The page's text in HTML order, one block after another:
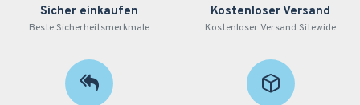
Sicher einkaufen
Beste Sicherheitsmerkmale
Kostenloser Versand
Kostenloser Versand Sitewide